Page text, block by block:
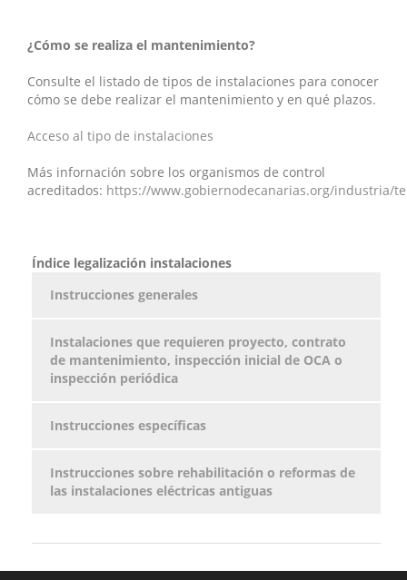
¿Cómo se realiza el mantenimiento?
Consulte el listado de tipos de instalaciones para conocer
cómo se debe realizar el mantenimiento y en qué plazos.
Acceso al tipo de instalaciones
Más infornación sobre los organismos de control
acreditados: https://www.gobiernodecanarias.org/industria/
Índice legalización instalaciones
Instrucciones generales
Instalaciones que requieren proyecto, contrato
de mantenimiento, inspección inicial de OCA o
inspección periódica
Instrucciones específicas
Instrucciones sobre rehabilitación o reformas de
las instalaciones eléctricas antiguas